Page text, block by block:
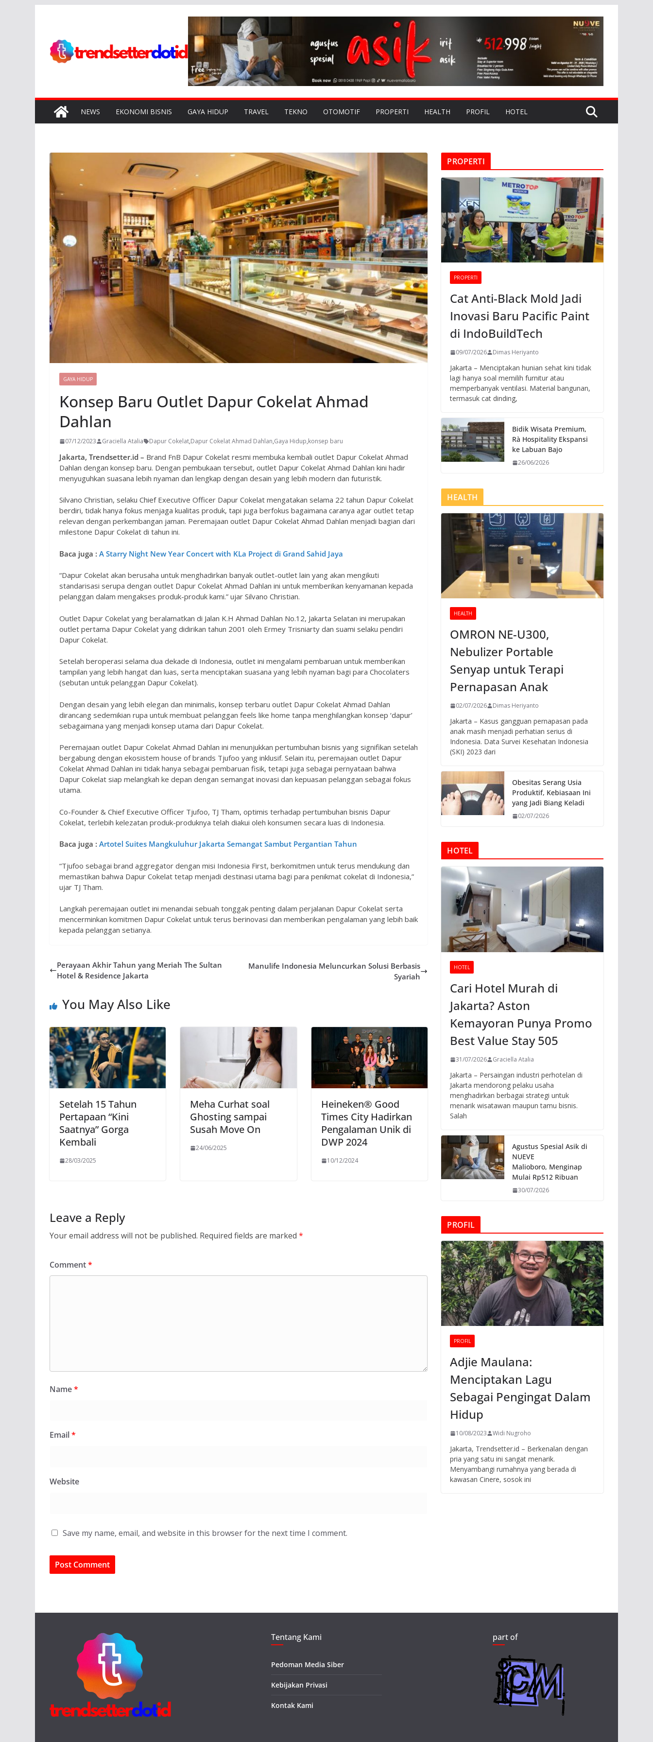
NEWS EKONOMI BISNIS GAYA HIDUP TRAVEL TEKNO OTOMOTIF PROPERTI HEALTH PROFIL HOTEL
GAYA HIDUP
Konsep Baru Outlet Dapur Cokelat Ahmad
Dahlan
07/12/2023 Graciella Atalia Dapur Cokelat,Dapur Cokelat Ahmad Dahlan,Gaya Hidup,konsep baru
Jakarta, Trendsetter.id – Brand FnB Dapur Cokelat resmi membuka kembali outlet Dapur Cokelat Ahmad
Dahlan dengan konsep baru. Dengan pembukaan tersebut, outlet Dapur Cokelat Ahmad Dahlan kini hadir
menyuguhkan suasana lebih nyaman dan lengkap dengan desain yang lebih modern dan futuristik.
Silvano Christian, selaku Chief Executive Officer Dapur Cokelat mengatakan selama 22 tahun Dapur Cokelat
berdiri, tidak hanya fokus menjaga kualitas produk, tapi juga berfokus bagaimana caranya agar outlet tetap
relevan dengan perkembangan jaman. Peremajaan outlet Dapur Cokelat Ahmad Dahlan menjadi bagian dari
milestone Dapur Cokelat di tahun ini.
Baca juga : A Starry Night New Year Concert with KLa Project di Grand Sahid Jaya
“Dapur Cokelat akan berusaha untuk menghadirkan banyak outlet-outlet lain yang akan mengikuti
standarisasi serupa dengan outlet Dapur Cokelat Ahmad Dahlan ini untuk memberikan kenyamanan kepada
pelanggan dalam mengakses produk-produk kami.” ujar Silvano Christian.
Outlet Dapur Cokelat yang beralamatkan di Jalan K.H Ahmad Dahlan No.12, Jakarta Selatan ini merupakan
outlet pertama Dapur Cokelat yang didirikan tahun 2001 oleh Ermey Trisniarty dan suami selaku pendiri
Dapur Cokelat.
Setelah beroperasi selama dua dekade di Indonesia, outlet ini mengalami pembaruan untuk memberikan
tampilan yang lebih hangat dan luas, serta menciptakan suasana yang lebih nyaman bagi para Chocolaters
(sebutan untuk pelanggan Dapur Cokelat).
Dengan desain yang lebih elegan dan minimalis, konsep terbaru outlet Dapur Cokelat Ahmad Dahlan
dirancang sedemikian rupa untuk membuat pelanggan feels like home tanpa menghilangkan konsep ‘dapur’
sebagaimana yang menjadi konsep utama dari Dapur Cokelat.
Peremajaan outlet Dapur Cokelat Ahmad Dahlan ini menunjukkan pertumbuhan bisnis yang signifikan setelah
bergabung dengan ekosistem house of brands Tjufoo yang inklusif. Selain itu, peremajaan outlet Dapur
Cokelat Ahmad Dahlan ini tidak hanya sebagai pembaruan fisik, tetapi juga sebagai pernyataan bahwa
Dapur Cokelat siap melangkah ke depan dengan semangat inovasi dan kepuasan pelanggan sebagai fokus
utama.
Co-Founder & Chief Executive Officer Tjufoo, TJ Tham, optimis terhadap pertumbuhan bisnis Dapur
Cokelat, terlebih kelezatan produk-produknya telah diakui oleh konsumen secara luas di Indonesia.
Baca juga : Artotel Suites Mangkuluhur Jakarta Semangat Sambut Pergantian Tahun
“Tjufoo sebagai brand aggregator dengan misi Indonesia First, berkomitmen untuk terus mendukung dan
memastikan bahwa Dapur Cokelat tetap menjadi destinasi utama bagi para penikmat cokelat di Indonesia,”
ujar TJ Tham.
Langkah peremajaan outlet ini menandai sebuah tonggak penting dalam perjalanan Dapur Cokelat serta
mencerminkan komitmen Dapur Cokelat untuk terus berinovasi dan memberikan pengalaman yang lebih baik
kepada pelanggan setianya.
Perayaan Akhir Tahun yang Meriah The Sultan
Hotel & Residence Jakarta
Manulife Indonesia Meluncurkan Solusi Berbasis
Syariah
You May Also Like
Setelah 15 Tahun
Pertapaan “Kini
Saatnya” Gorga
Kembali
28/03/2025
Meha Curhat soal
Ghosting sampai
Susah Move On
24/06/2025
Heineken® Good
Times City Hadirkan
Pengalaman Unik di
DWP 2024
10/12/2024
Leave a Reply
Your email address will not be published. Required fields are marked *
Comment*
Name*
Email*
Website
Save my name, email, and website in this browser for the next time I comment.
PROPERTI
PROPERTI
Cat Anti-Black Mold Jadi
Inovasi Baru Pacific Paint
di IndoBuildTech
09/07/2026 Dimas Heriyanto
Jakarta – Menciptakan hunian sehat kini tidak
lagi hanya soal memilih furnitur atau
memperbanyak ventilasi. Material bangunan,
termasuk cat dinding,
Bidik Wisata Premium,
Rà Hospitality Ekspansi
ke Labuan Bajo
26/06/2026
HEALTH
HEALTH
OMRON NE-U300,
Nebulizer Portable
Senyap untuk Terapi
Pernapasan Anak
02/07/2026 Dimas Heriyanto
Jakarta – Kasus gangguan pernapasan pada
anak masih menjadi perhatian serius di
Indonesia. Data Survei Kesehatan Indonesia
(SKI) 2023 dari
Obesitas Serang Usia
Produktif, Kebiasaan Ini
yang Jadi Biang Keladi
02/07/2026
HOTEL
HOTEL
Cari Hotel Murah di
Jakarta? Aston
Kemayoran Punya Promo
Best Value Stay 505
31/07/2026 Graciella Atalia
Jakarta – Persaingan industri perhotelan di
Jakarta mendorong pelaku usaha
menghadirkan berbagai strategi untuk
menarik wisatawan maupun tamu bisnis.
Salah
Agustus Spesial Asik di
NUEVE
Malioboro, Menginap
Mulai Rp512 Ribuan
30/07/2026
PROFIL
PROFIL
Adjie Maulana:
Menciptakan Lagu
Sebagai Pengingat Dalam
Hidup
10/08/2023 Widi Nugroho
Jakarta, Trendsetter.id – Berkenalan dengan
pria yang satu ini sangat menarik.
Menyambangi rumahnya yang berada di
kawasan Cinere, sosok ini
Tentang Kami
Pedoman Media Siber
Kebijakan Privasi
Kontak Kami
part of